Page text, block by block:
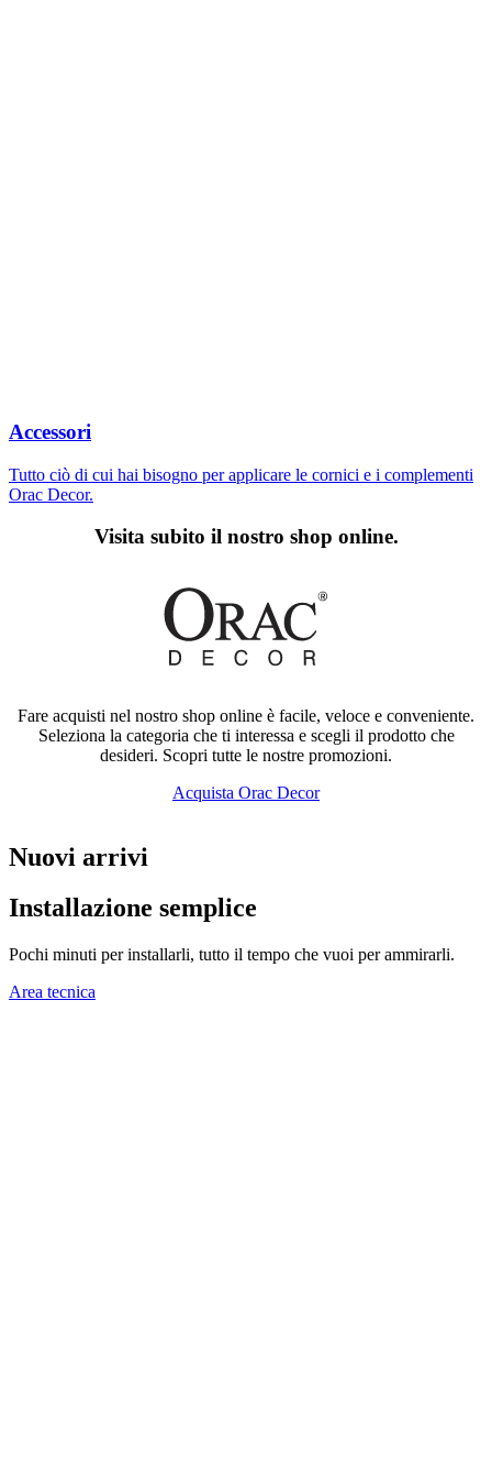
Accessori
Tutto ciò di cui hai bisogno per applicare le cornici e i complementi
Orac Decor.
Visita subito il nostro shop online.
Fare acquisti nel nostro shop online è facile, veloce e conveniente.
Seleziona la categoria che ti interessa e scegli il prodotto che
desideri. Scopri tutte le nostre promozioni.
Acquista Orac Decor
Nuovi arrivi
Installazione semplice
Pochi minuti per installarli, tutto il tempo che vuoi per ammirarli.
Area tecnica